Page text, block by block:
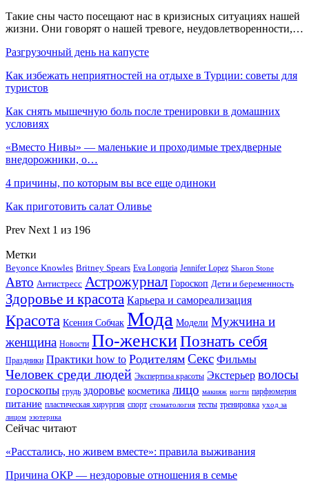
Такие сны часто посещают нас в кризисных ситуациях нашей
жизни. Они говорят о нашей тревоге, неудовлетворенности,…
Разгрузочный день на капусте
Как избежать неприятностей на отдыхе в Турции: советы для
туристов
Как снять мышечную боль после тренировки в домашних
условиях
«Вместо Нивы» — маленькие и проходимые трехдверные
внедорожники, о…
4 причины, по которым вы все еще одиноки
Как приготовить салат Оливье
Prev Next 1 из 196
Метки
Beyonce Knowles Britney Spears Eva Longoria Jennifer Lopez Sharon Stone
Авто Антистресс Астрожурнал Гороскоп Дети и беременность
Здоровье и красота Карьера и самореализация
Красота Ксения Собчак Мода Модели Мужчина и
женщина Новости По-женскиПознать себя
Праздники Практики how to Родителям Секс Фильмы
Человек среди людей Экспертиза красоты Экстерьер волосы
гороскопы грудь здоровье косметика лицо макияж ногти парфюмерия
питание пластическая хирургия спорт стоматология тесты тренировка уход за
лицом эзотерика
Сейчас читают
«Расстались, но живем вместе»: правила выживания
Причина ОКР — нездоровые отношения в семье